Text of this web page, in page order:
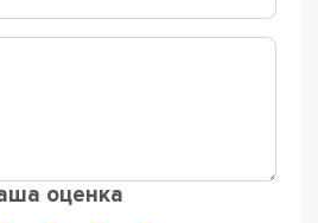
оценка